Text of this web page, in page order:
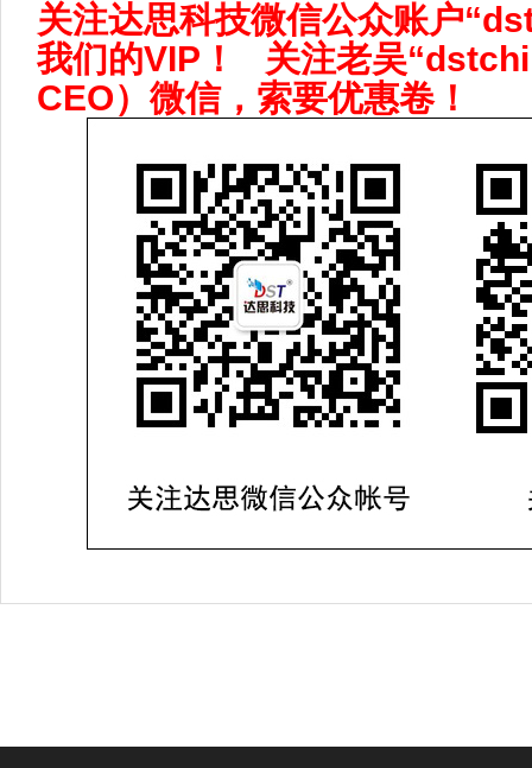
关注达思科技微信公众账户
我们的VIP！ 关注老吴
CEO）微信，索要优惠卷！